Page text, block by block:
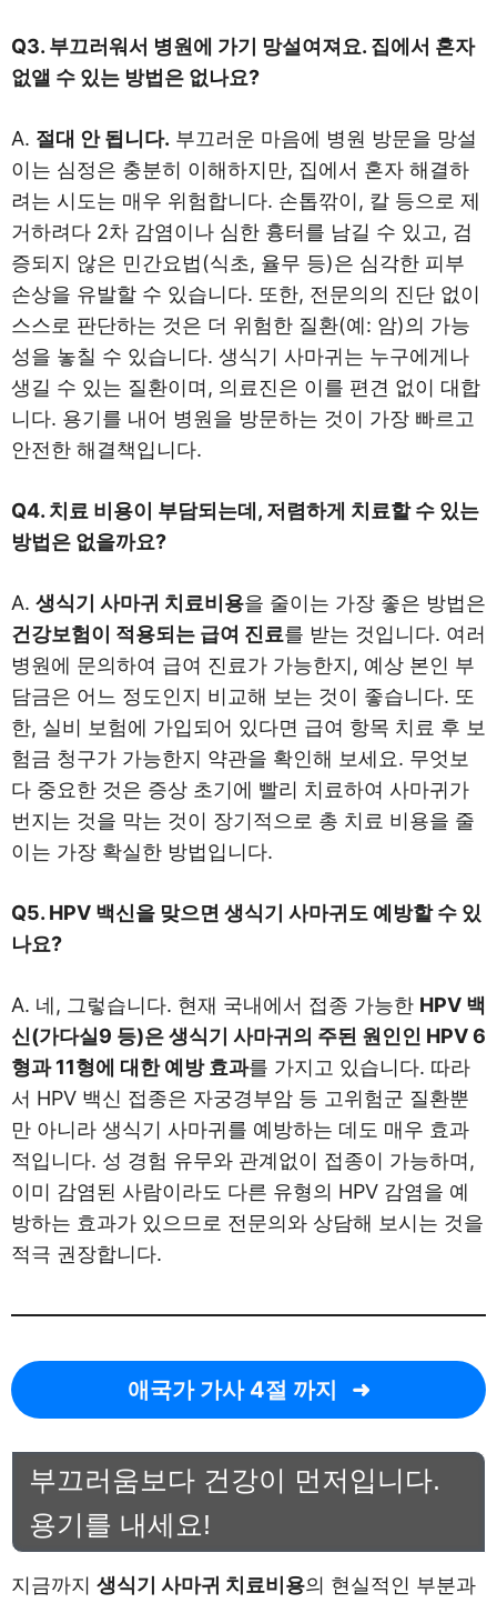
Q3. 부끄러워서 병원에 가기 망설여져요. 집에서 혼자
없앨 수 있는 방법은 없나요?
A. 절대 안 됩니다. 부끄러운 마음에 병원 방문을 망설
이는 심정은 충분히 이해하지만, 집에서 혼자 해결하
려는 시도는 매우 위험합니다. 손톱깎이, 칼 등으로 제
거하려다 2차 감염이나 심한 흉터를 남길 수 있고, 검
증되지 않은 민간요법(식초, 율무 등)은 심각한 피부
손상을 유발할 수 있습니다. 또한, 전문의의 진단 없이
스스로 판단하는 것은 더 위험한 질환(예: 암)의 가능
성을 놓칠 수 있습니다. 생식기 사마귀는 누구에게나
생길 수 있는 질환이며, 의료진은 이를 편견 없이 대합
니다. 용기를 내어 병원을 방문하는 것이 가장 빠르고
안전한 해결책입니다.
Q4. 치료 비용이 부담되는데, 저렴하게 치료할 수 있는
방법은 없을까요?
A. 생식기 사마귀 치료비용을 줄이는 가장 좋은 방법은
건강보험이 적용되는 급여 진료를 받는 것입니다. 여러
병원에 문의하여 급여 진료가 가능한지, 예상 본인 부
담금은 어느 정도인지 비교해 보는 것이 좋습니다. 또
한, 실비 보험에 가입되어 있다면 급여 항목 치료 후 보
험금 청구가 가능한지 약관을 확인해 보세요. 무엇보
다 중요한 것은 증상 초기에 빨리 치료하여 사마귀가
번지는 것을 막는 것이 장기적으로 총 치료 비용을 줄
이는 가장 확실한 방법입니다.
Q5. HPV 백신을 맞으면 생식기 사마귀도 예방할 수 있
나요?
A. 네, 그렇습니다. 현재 국내에서 접종 가능한 HPV 백
신(가다실9 등)은 생식기 사마귀의 주된 원인인 HPV 6
형과 11형에 대한 예방 효과를 가지고 있습니다. 따라
서 HPV 백신 접종은 자궁경부암 등 고위험군 질환뿐
만 아니라 생식기 사마귀를 예방하는 데도 매우 효과
적입니다. 성 경험 유무와 관계없이 접종이 가능하며,
이미 감염된 사람이라도 다른 유형의 HPV 감염을 예
방하는 효과가 있으므로 전문의와 상담해 보시는 것을
적극 권장합니다.
애국가 가사 4절 까지
부끄러움보다 건강이 먼저입니다.
용기를 내세요!
지금까지 생식기 사마귀 치료비용의 현실적인 부분과